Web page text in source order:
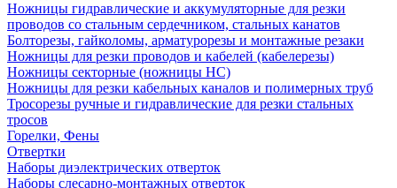
Ножницы гидравлические и аккумуляторные для резки
проводов со стальным сердечником, стальных канатов
Болторезы, гайколомы, арматурорезы и монтажные резаки
Ножницы для резки проводов и кабелей (кабелерезы)
Ножницы секторные (ножницы НС)
Ножницы для резки кабельных каналов и полимерных труб
Тросорезы ручные и гидравлические для резки стальных
тросов
Горелки, Фены
Отвертки
Наборы диэлектрических отверток
Наборы слесарно-монтажных отверток